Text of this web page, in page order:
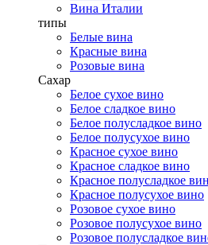
Вина Италии
типы
Белые вина
Красные вина
Розовые вина
Сахар
Белое сухое вино
Белое сладкое вино
Белое полусладкое вино
Белое полусухое вино
Красное сухое вино
Красное сладкое вино
Красное полусладкое
Красное полусухое вино
Розовое сухое вино
Розовое полусухое вино
Розовое полусладкое